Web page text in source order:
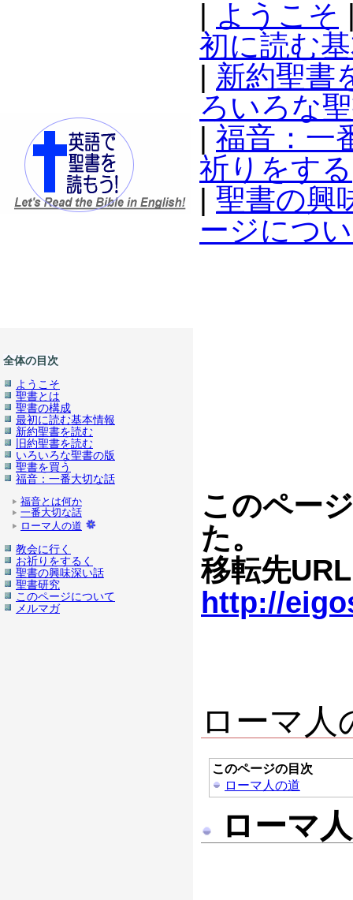
ようこそ
初に読む
新約聖書
ろいろな
福音：一
祈りをする
聖書の興
ージにつ
全体の目次
ようこそ
聖書とは
聖書の構成
最初に読む基本情報
新約聖書を読む
旧約聖書を読む
いろいろな聖書の版
聖書を買う
福音：一番大切な話
福音とは何か
一番大切な話
ローマ人の道
教会に行く
お祈りをするく
聖書の興味深い話
聖書研究
このページについて
メルマガ
このペー
た。
移転先
http://
ローマ人
このページの目次
ローマ人の道
ローマ